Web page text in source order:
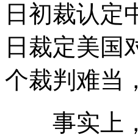
日初裁认定
日裁定美国
个裁判难当
事实上，